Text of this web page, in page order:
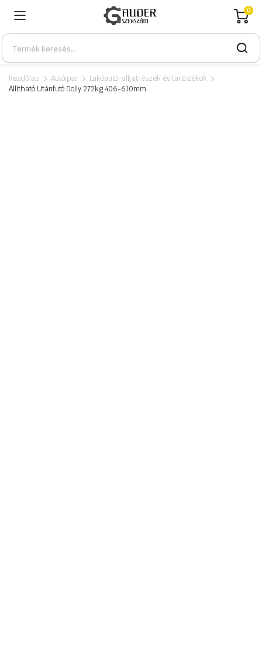
0
Kezdőlap Autóipar
Lakóautó-alkatrészek és tartozékok
Állítható Utánfutó Dolly 272kg 406-610mm